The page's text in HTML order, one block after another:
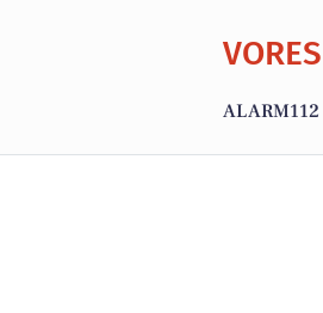
VORES
ALARM112